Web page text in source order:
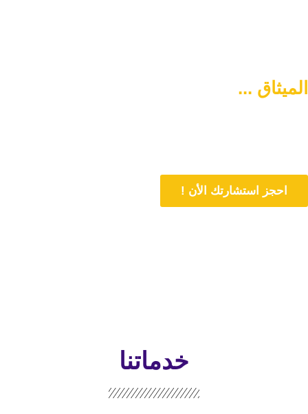
الميثاق ...
احجز استشارتك الأن !
خدماتنا